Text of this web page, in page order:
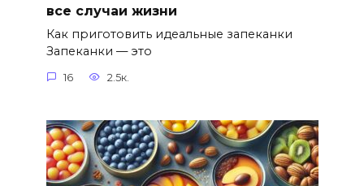
все случаи жизни
Как приготовить идеальные запеканки
Запеканки — это
16 2.5к.